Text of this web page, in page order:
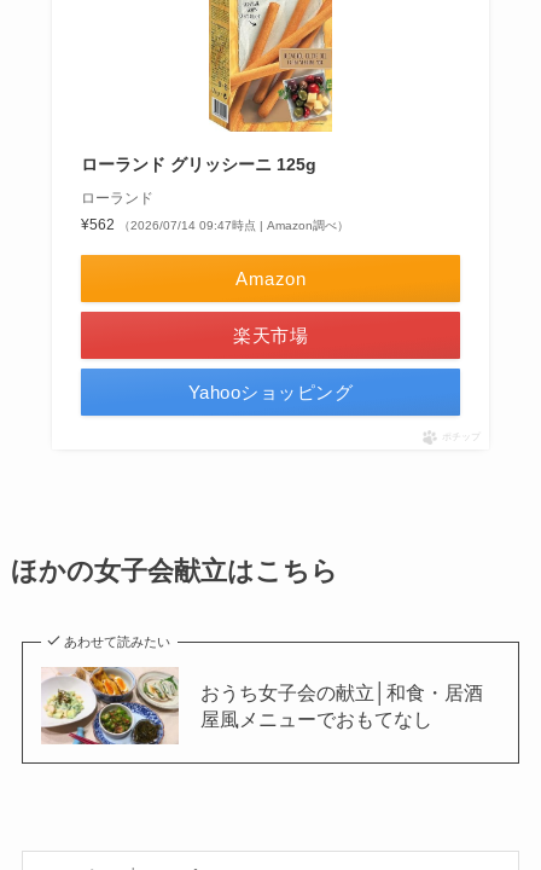
ローランド グリッシーニ 125g
ローランド
¥562
（2026/07/14 09:47時点 | Amazon調べ）
Amazon
楽天市場
Yahooショッピング
ポチップ
ほかの女子会献立はこちら
あわせて読みたい
おうち女子会の献立│和食・居酒
屋風メニューでおもてなし